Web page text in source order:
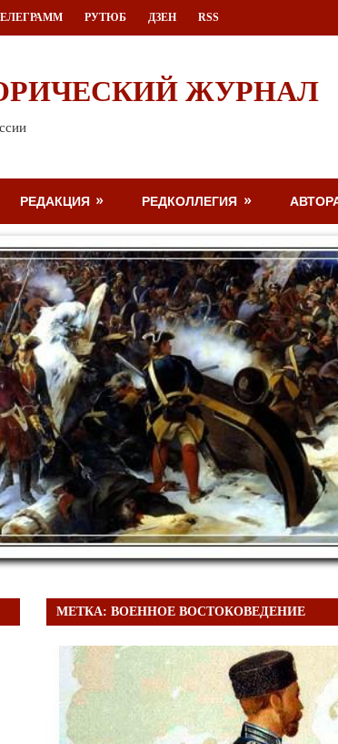
РУТЮБ ДЗЕН RSS
ЖУРНАЛ
РЕДАКЦИЯ РЕДКОЛЛЕГИЯ
МЕТКА:ВОЕННОЕ ВОСТОКОВЕДЕНИЕ